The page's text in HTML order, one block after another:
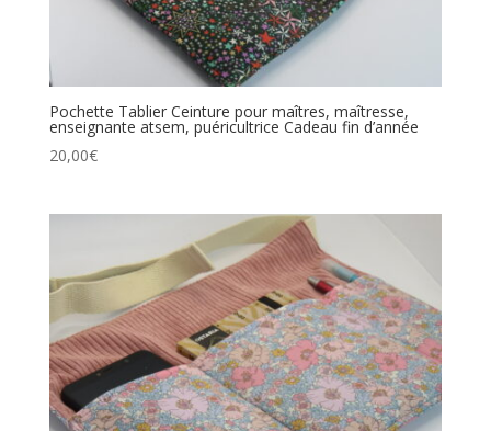
Pochette Tablier Ceinture pour maîtres, maîtresse,
enseignante atsem, puéricultrice Cadeau fin d’année
20,00€